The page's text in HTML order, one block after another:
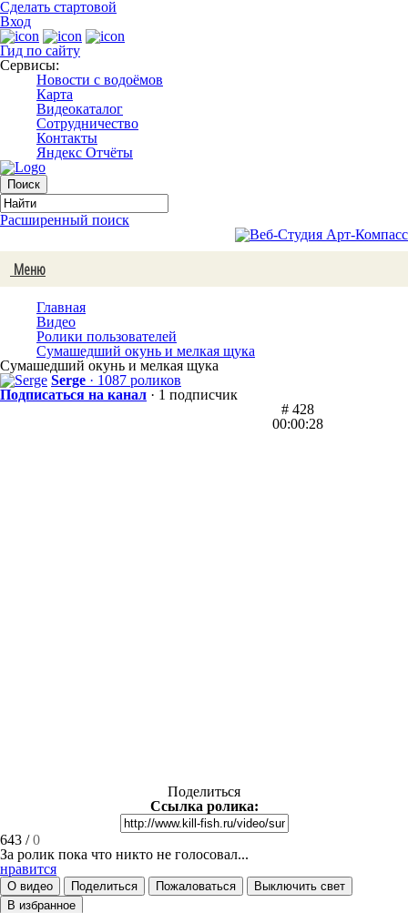
Сделать стартовой
Вход
Гид по сайту
Сервисы:
Новости с водоёмов
Карта
Видеокаталог
Сотрудничество
Контакты
Яндекс Отчёты
Расширенный поиск
Меню
Главная
Видео
Ролики пользователей
Сумашедший окунь и мелкая щука
Сумашедший окунь и мелкая щука
Serge · 1087 роликов
Подписаться на канал · 1 подписчик
# 428
00:00:28
Поделиться
Ссылка ролика:
643 /0
За ролик пока что никто не голосовал...
нравится
О видео Поделиться Пожаловаться
Выключить свет
В избранное